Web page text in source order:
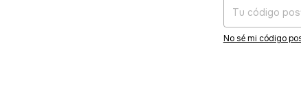
No sé mi código